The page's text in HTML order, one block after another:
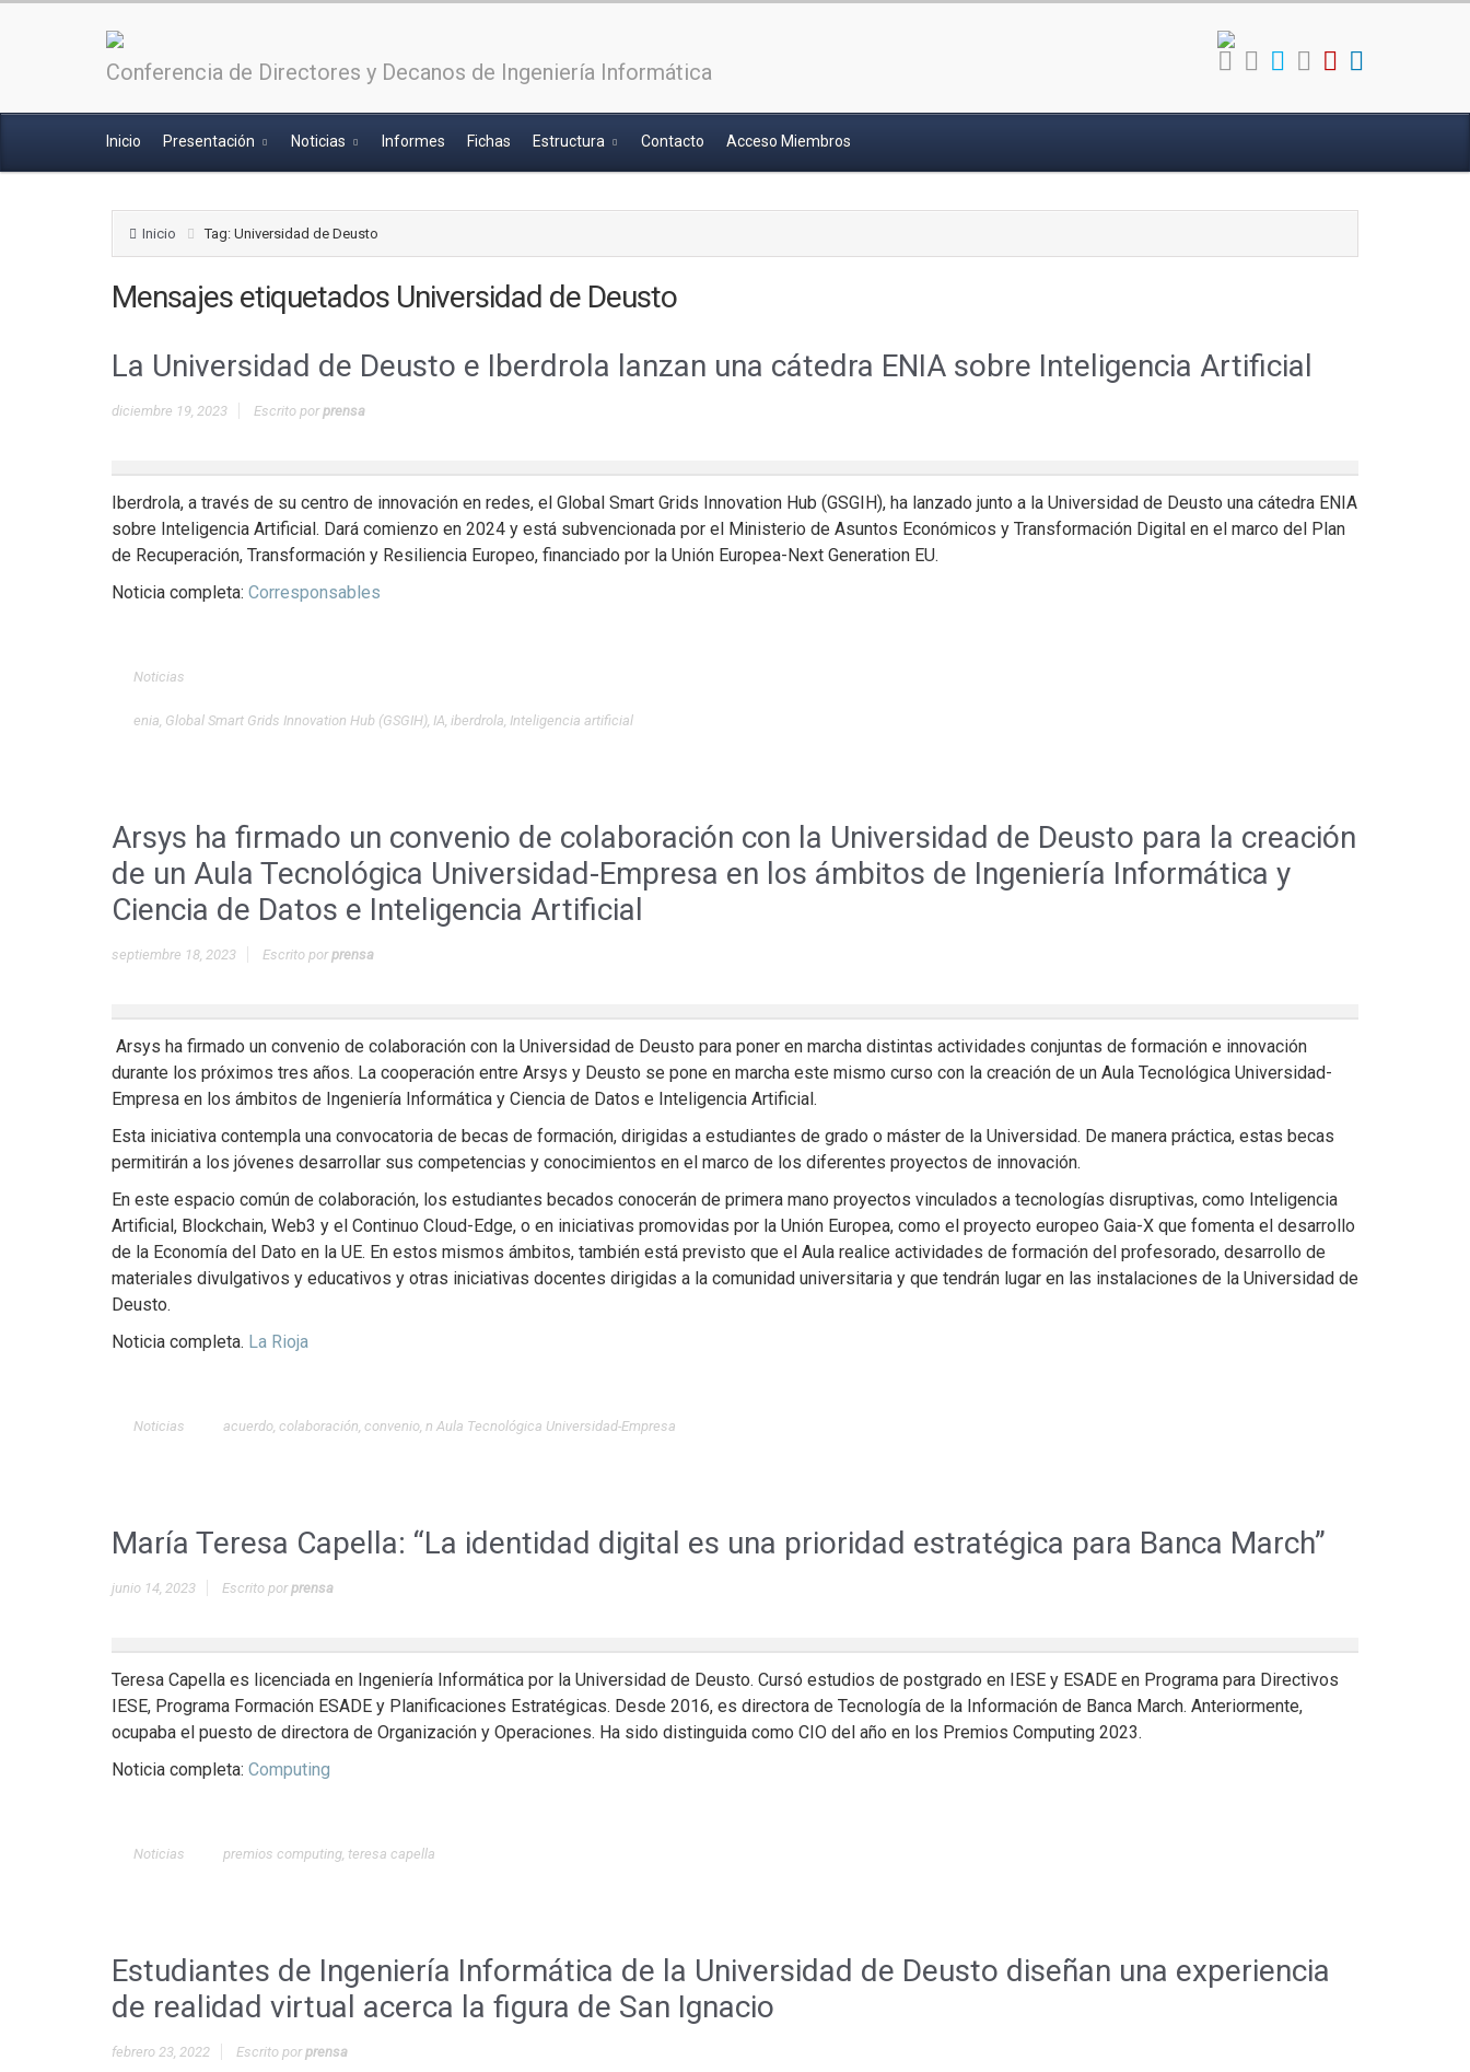
Conferencia de Directores y Decanos de Ingeniería Informática
Inicio Presentación Noticias Informes Fichas Estructura Contacto Acceso Miembros
Inicio Tag: Universidad de Deusto
Mensajes etiquetados Universidad de Deusto
La Universidad de Deusto e Iberdrola lanzan una cátedra ENIA sobre Inteligencia Artificial
diciembre 19, 2023 Escrito porprensa
Iberdrola, a través de su centro de innovación en redes, el Global Smart Grids Innovation Hub (GSGIH), ha lanzado junto a la Universidad de Deusto una cátedra ENIA
sobre Inteligencia Artificial. Dará comienzo en 2024 y está subvencionada por el Ministerio de Asuntos Económicos y Transformación Digital en el marco del Plan
de Recuperación, Transformación y Resiliencia Europeo, financiado por la Unión Europea-Next Generation EU.
Noticia completa: Corresponsables
Noticias
enia Global Smart Grids Innovation Hub (GSGIH) IA iberdrola Inteligencia artificial
Arsys ha firmado un convenio de colaboración con la Universidad de Deusto para la creación
de un Aula Tecnológica Universidad-Empresa en los ámbitos de Ingeniería Informática y
Ciencia de Datos e Inteligencia Artificial
septiembre 18, 2023 Escrito porprensa
Arsys ha firmado un convenio de colaboración con la Universidad de Deusto para poner en marcha distintas actividades conjuntas de formación e innovación
durante los próximos tres años. La cooperación entre Arsys y Deusto se pone en marcha este mismo curso con la creación de un Aula Tecnológica Universidad-
Empresa en los ámbitos de Ingeniería Informática y Ciencia de Datos e Inteligencia Artificial.
Esta iniciativa contempla una convocatoria de becas de formación, dirigidas a estudiantes de grado o máster de la Universidad. De manera práctica, estas becas
permitirán a los jóvenes desarrollar sus competencias y conocimientos en el marco de los diferentes proyectos de innovación.
En este espacio común de colaboración, los estudiantes becados conocerán de primera mano proyectos vinculados a tecnologías disruptivas, como Inteligencia
Artificial, Blockchain, Web3 y el Continuo Cloud-Edge, o en iniciativas promovidas por la Unión Europea, como el proyecto europeo Gaia-X que fomenta el desarrollo
de la Economía del Dato en la UE. En estos mismos ámbitos, también está previsto que el Aula realice actividades de formación del profesorado, desarrollo de
materiales divulgativos y educativos y otras iniciativas docentes dirigidas a la comunidad universitaria y que tendrán lugar en las instalaciones de la Universidad de
Deusto.
Noticia completa. La Rioja
Noticias acuerdo colaboración convenio n Aula Tecnológica Universidad-Empresa
María Teresa Capella: “La identidad digital es una prioridad estratégica para Banca March”
junio 14, 2023 Escrito porprensa
Teresa Capella es licenciada en Ingeniería Informática por la Universidad de Deusto. Cursó estudios de postgrado en IESE y ESADE en Programa para Directivos
IESE, Programa Formación ESADE y Planificaciones Estratégicas. Desde 2016, es directora de Tecnología de la Información de Banca March. Anteriormente,
ocupaba el puesto de directora de Organización y Operaciones. Ha sido distinguida como CIO del año en los Premios Computing 2023.
Noticia completa: Computing
Noticias premios computing teresa capella
Estudiantes de Ingeniería Informática de la Universidad de Deusto diseñan una experiencia
de realidad virtual acerca la figura de San Ignacio
febrero 23, 2022 Escrito porprensa